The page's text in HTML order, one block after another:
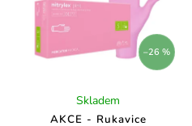
–26 %
AKCE - Rukavice
Skladem